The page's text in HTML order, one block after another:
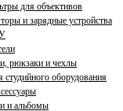
для объективов
и зарядные устройства
рюкзаки и чехлы
оборудования
и альбомы